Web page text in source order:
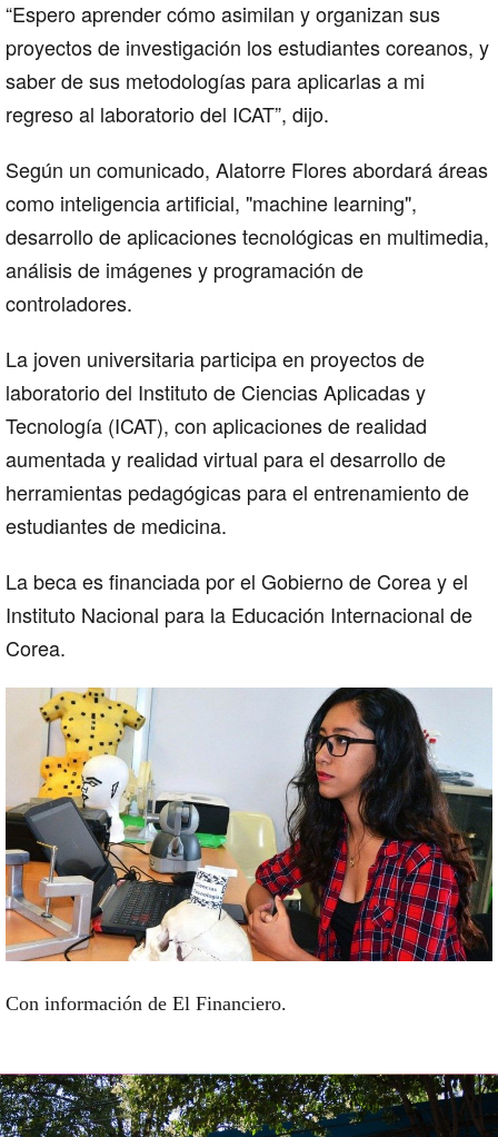
“Espero aprender cómo asimilan y organizan sus
proyectos de investigación los estudiantes coreanos, y
saber de sus metodologías para aplicarlas a mi
regreso al laboratorio del ICAT”, dijo.
Según un comunicado, Alatorre Flores abordará áreas
como inteligencia artificial, "machine learning",
desarrollo de aplicaciones tecnológicas en multimedia,
análisis de imágenes y programación de
controladores.
La joven universitaria participa en proyectos de
laboratorio del Instituto de Ciencias Aplicadas y
Tecnología (ICAT), con aplicaciones de realidad
aumentada y realidad virtual para el desarrollo de
herramientas pedagógicas para el entrenamiento de
estudiantes de medicina.
La beca es financiada por el Gobierno de Corea y el
Instituto Nacional para la Educación Internacional de
Corea.
Con información de El Financiero.